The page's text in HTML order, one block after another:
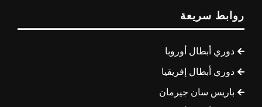
روابط سريعة
دوري أبطال أوروبا
دوري أبطال إفريقيا
باريس سان جيرمان